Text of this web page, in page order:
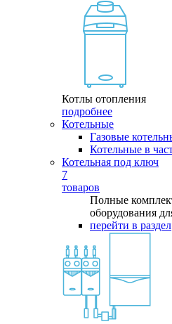
Котлы отопления
подробнее
Котельные
Газовые
Котельные в
Котельная под ключ
7
товаров
Полные
оборудования
перейти в раздел